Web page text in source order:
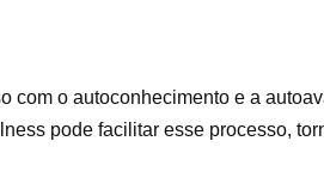
com o autoconhecimento e a
pode facilitar esse processo,